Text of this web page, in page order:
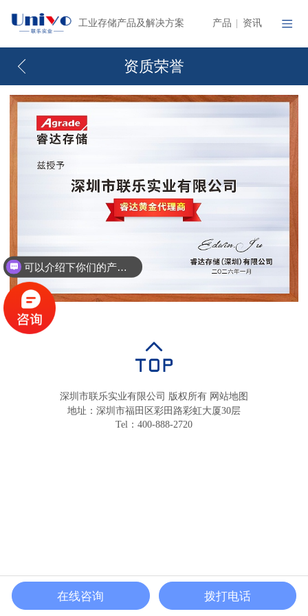
工业存储产品及解决方案 产品 资讯
资质荣誉
深圳市联乐实业有限公司 版权所有 网站地图
地址：深圳市福田区彩田路彩虹大厦30层
Tel：400-888-2720
产品中心 在线沟通
在线咨询 拨打电话